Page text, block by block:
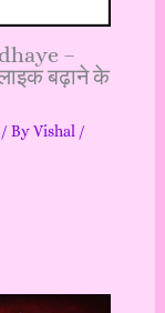
–
बढ़ाने के
ByVishal /